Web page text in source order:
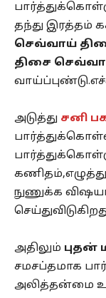
தந்து இரத்தம்
செவ்வாய்
திசை
அடுத்து சனி
நுணுக்க
அதிலும் புதன்
சமசப்தமாக
அலித்தன்மை